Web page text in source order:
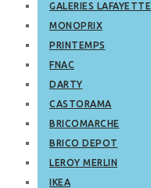
GALERIES LAFAYETTE
MONOPRIX
PRINTEMPS
FNAC
DARTY
CASTORAMA
BRICOMARCHE
BRICO DEPOT
LEROY MERLIN
IKEA